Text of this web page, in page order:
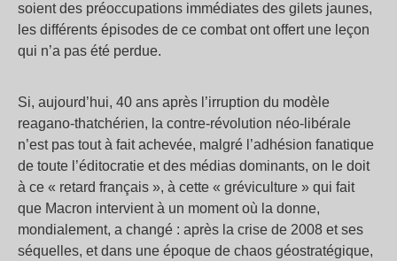
soient des préoccupations immédiates des gilets jaunes,
les différents épisodes de ce combat ont offert une leçon
qui n’a pas été perdue.
Si, aujourd’hui, 40 ans après l’irruption du modèle
reagano-thatchérien, la contre-révolution néo-libérale
n’est pas tout à fait achevée, malgré l’adhésion fanatique
de toute l’éditocratie et des médias dominants, on le doit
à ce « retard français », à cette « gréviculture » qui fait
que Macron intervient à un moment où la donne,
mondialement, a changé : après la crise de 2008 et ses
séquelles, et dans une époque de chaos géostratégique,